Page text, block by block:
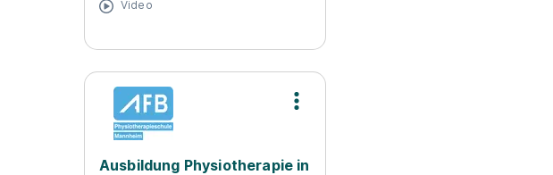
Video
Ausbildung Physiotherapie in